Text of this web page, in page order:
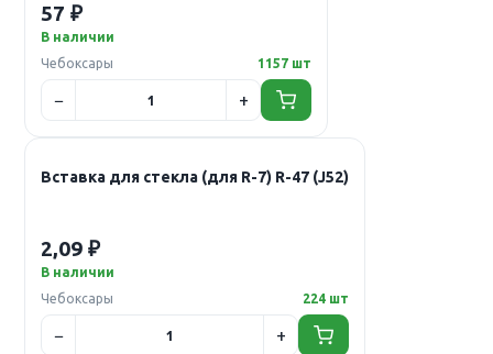
57 ₽
В наличии
Чебоксары
1157 шт
Вставка для стекла (для R-7) R-47 (J52)
2,09 ₽
В наличии
Чебоксары
224 шт